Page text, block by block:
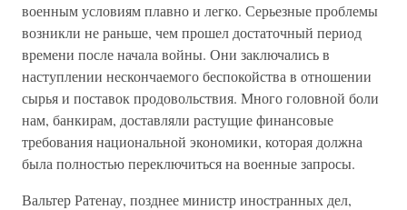
военным условиям плавно и легко. Серьезные проблемы
возникли не раньше, чем прошел достаточный период
времени после начала войны. Они заключались в
наступлении нескончаемого беспокойства в отношении
сырья и поставок продовольствия. Много головной боли
нам, банкирам, доставляли растущие финансовые
требования национальной экономики, которая должна
была полностью переключиться на военные запросы.
Вальтер Ратенау, позднее министр иностранных дел,